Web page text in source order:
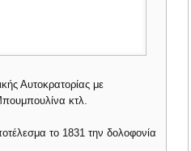
Αυτοκρατορίας με
κτλ.
το 1831 την δολοφονία